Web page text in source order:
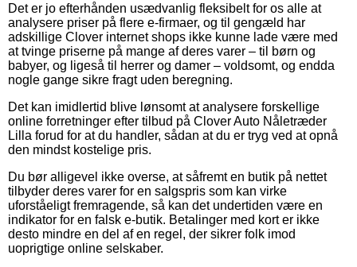
Det er jo efterhånden usædvanlig fleksibelt for os alle at
analysere priser på flere e-firmaer, og til gengæld har
adskillige Clover internet shops ikke kunne lade være med
at tvinge priserne på mange af deres varer – til børn og
babyer, og ligeså til herrer og damer – voldsomt, og endda
nogle gange sikre fragt uden beregning.
Det kan imidlertid blive lønsomt at analysere forskellige
online forretninger efter tilbud på Clover Auto Nåletræder
Lilla forud for at du handler, sådan at du er tryg ved at opnå
den mindst kostelige pris.
Du bør alligevel ikke overse, at såfremt en butik på nettet
tilbyder deres varer for en salgspris som kan virke
uforståeligt fremragende, så kan det undertiden være en
indikator for en falsk e-butik. Betalinger med kort er ikke
desto mindre en del af en regel, der sikrer folk imod
uoprigtige online selskaber.